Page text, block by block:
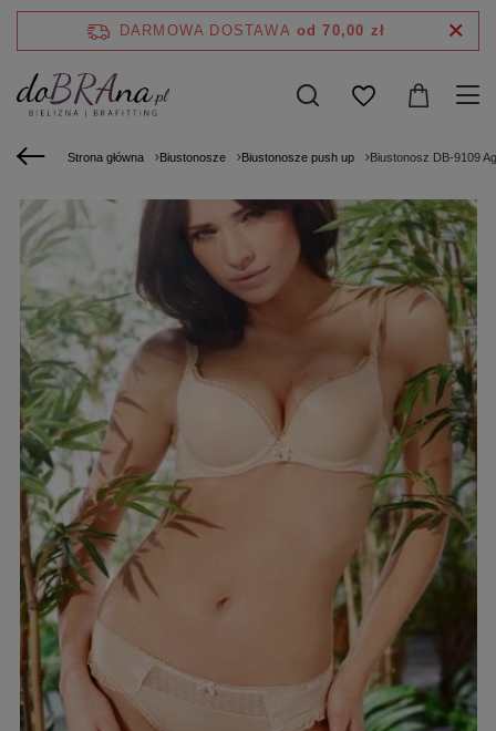
DARMOWA DOSTAWA od 70,00 zł
Strona główna Biustonosze Biustonosze push up Biustonosz DB-9109